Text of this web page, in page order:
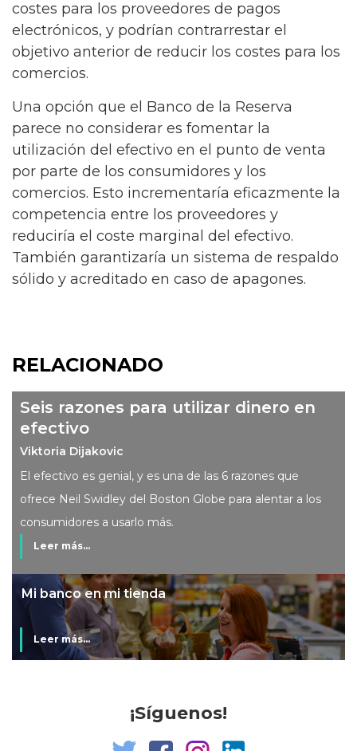
costes para los proveedores de pagos
electrónicos, y podrían contrarrestar el
objetivo anterior de reducir los costes para los
comercios.
Una opción que el Banco de la Reserva
parece no considerar es fomentar la
utilización del efectivo en el punto de venta
por parte de los consumidores y los
comercios. Esto incrementaría eficazmente la
competencia entre los proveedores y
reduciría el coste marginal del efectivo.
También garantizaría un sistema de respaldo
sólido y acreditado en caso de apagones.
RELACIONADO
Seis razones para utilizar dinero en
efectivo
Viktoria Dijakovic
El efectivo es genial, y es una de las 6 razones que
ofrece Neil Swidley del Boston Globe para alentar a los
consumidores a usarlo más.
Leer más...
Mi banco en mi tienda
Leer más...
¡Síguenos!